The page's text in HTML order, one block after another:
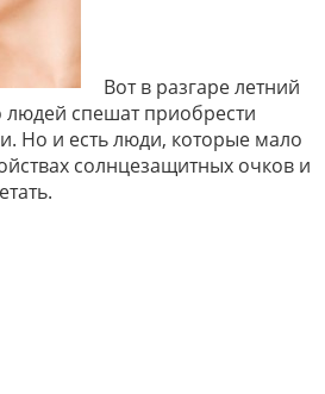
Вот в разгаре летний
спешат приобрести
Но и есть люди, которые мало
солнцезащитных очков и